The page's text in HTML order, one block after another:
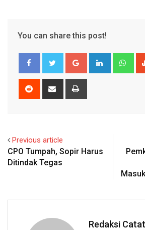
You can share this post!
Google+ LinkedIn
Reddit
Share
Previous article
CPO Tumpah, Sopir Harus
Ditindak Tegas
Redaksi